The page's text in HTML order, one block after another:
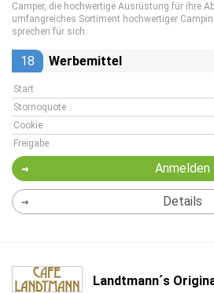
Camper, die hochwertige Ausrüstung für ihre
umfangreiches Sortiment hochwertiger
sprechen für sich.
18 Werbemittel
Start
Stornoquote
Cookie
Freigabe
Anmelden
Details
Landtmann´s